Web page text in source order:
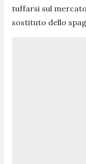
tuffarsi sul
sostituto dello